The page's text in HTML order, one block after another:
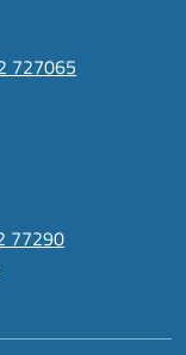
727065
77290